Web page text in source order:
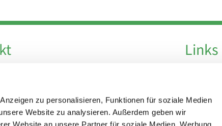
zu personalisieren, Funktionen für soziale Medien
Website zu analysieren. Außerdem geben wir
54 18
von-avila-berlin.de
Links
Impressum